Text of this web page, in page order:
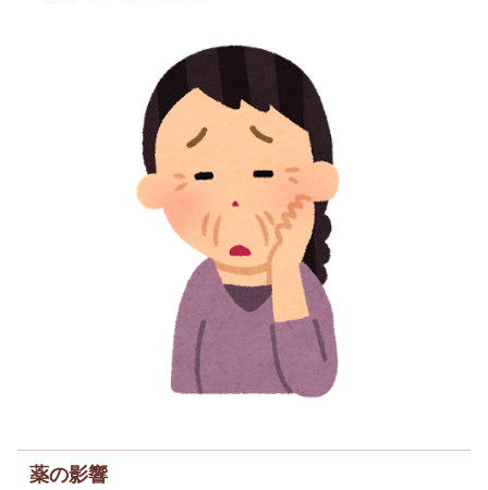
薬の影響